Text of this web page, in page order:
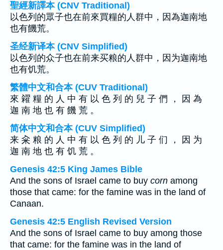
聖經新譯本 (CNV Traditional)
以色列的眾子也在前來買糧的人群中，因為迦南地
也有饑荒。
圣经新译本 (CNV Simplified)
以色列的众子也在前来买粮的人群中，因为迦南地
也有饥荒。
繁體中文和合本 (CUV Traditional)
來 糴 糧 的 人 中 有 以 色 列 的 兒 子 們 ， 因 為
迦 南 地 也 有 饑 荒 。
简体中文和合本 (CUV Simplified)
来 籴 粮 的 人 中 有 以 色 列 的 儿 子 们 ， 因 为
迦 南 地 也 有 饥 荒 。
Genesis 42:5 King James Bible
And the sons of Israel came to buy corn among
those that came: for the famine was in the land of
Canaan.
Genesis 42:5 English Revised Version
And the sons of Israel came to buy among those
that came: for the famine was in the land of